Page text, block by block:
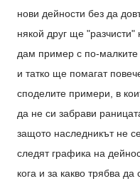
нови дейности без да
някой друг ще
дам пример с по-малките
и татко ще помагат
споделите примери, в
да не си забрави
защото наследникът не
следят графика на
кога и за какво трябва